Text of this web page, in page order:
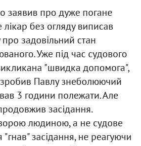
заявив про дуже погане
без огляду виписав
задовільний стан
Уже під час судового
"швидка допомога",
Павлу знеболюючий
3 години полежати. Але
засідання.
людиною, а не судове
засідання, не реагуючи